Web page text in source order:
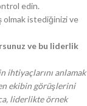
edin.
olmak istediğinizi ve
ve bu liderlik
ihtiyaçlarını anlamak
ekibin görüşlerini
liderlikte örnek